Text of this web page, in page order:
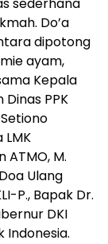
sederhana
Do’a
dipotong
ayam,
Kepala
PPK
Setiono
ATMO, M.
Ulang
P., Bapak Dr.
DKI
Indonesia.